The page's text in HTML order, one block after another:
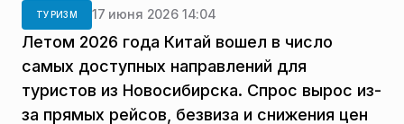
ТУРИЗМ 17 июня 2026 14:04
Летом 2026 года Китай вошел в число
самых доступных направлений для
туристов из Новосибирска. Спрос вырос из-
за прямых рейсов, безвиза и снижения цен